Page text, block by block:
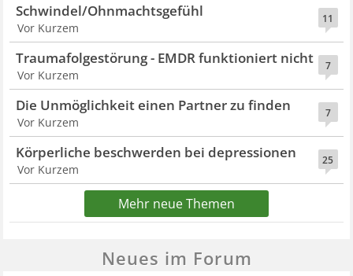
11
Schwindel/Ohnmachtsgefühl
Vor Kurzem
7
Traumafolgestörung - EMDR funktioniert nicht
Vor Kurzem
7
Die Unmöglichkeit einen Partner zu finden
Vor Kurzem
25
Körperliche beschwerden bei depressionen
Vor Kurzem
Mehr neue Themen
Neues im Forum